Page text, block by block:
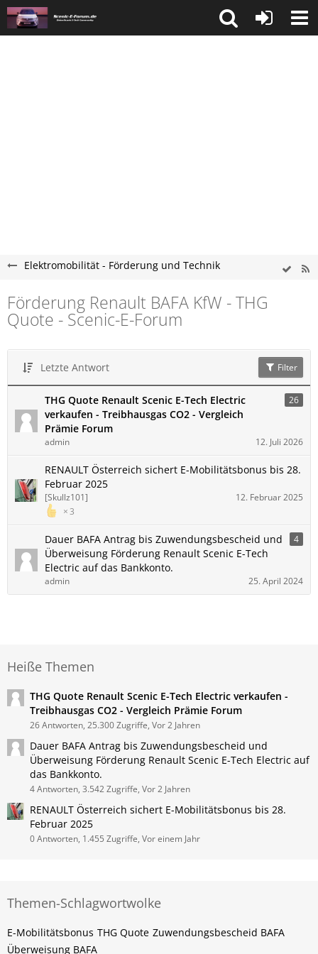
Elektromobilität - Förderung und Technik
Förderung Renault BAFA KfW - THG
Quote - Scenic-E-Forum
Letzte Antwort Filter
THG Quote Renault Scenic E-Tech Electric
verkaufen - Treibhausgas CO2 - Vergleich
Prämie Forum
26
admin 12. Juli 2026
RENAULT Österreich sichert E-Mobilitätsbonus bis 28.
Februar 2025
3
[Skullz101] 12. Februar 2025
Dauer BAFA Antrag bis Zuwendungsbescheid und
Überweisung Förderung Renault Scenic E-Tech
Electric auf das Bankkonto.
4
admin 25. April 2024
Heiße Themen
THG Quote Renault Scenic E-Tech Electric verkaufen -
Treibhausgas CO2 - Vergleich Prämie Forum
26 Antworten, 25.300 Zugriffe, Vor 2 Jahren
Dauer BAFA Antrag bis Zuwendungsbescheid und
Überweisung Förderung Renault Scenic E-Tech Electric auf
das Bankkonto.
4 Antworten, 3.542 Zugriffe, Vor 2 Jahren
RENAULT Österreich sichert E-Mobilitätsbonus bis 28.
Februar 2025
0 Antworten, 1.455 Zugriffe, Vor einem Jahr
Themen-Schlagwortwolke
E-Mobilitätsbonus THG Quote Zuwendungsbescheid BAFA
Überweisung BAFA